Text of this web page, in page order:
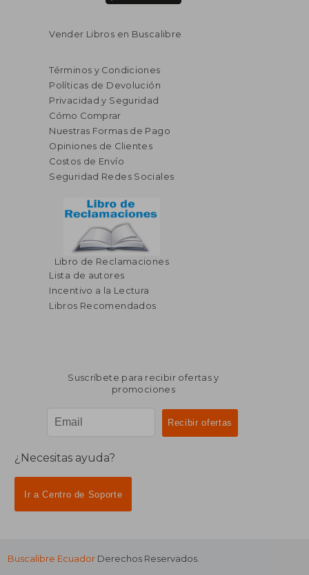
45%
dcto.
$ 292.42
$ 160.83
Vender Libros en Buscalibre
Términos y Condiciones
Políticas de Devolución
Privacidad y Seguridad
Cómo Comprar
Nuestras Formas de Pago
Opiniones de Clientes
Costos de Envío
Seguridad Redes Sociales
Libro de Reclamaciones
Lista de autores
Incentivo a la Lectura
Libros Recomendados
Suscríbete para recibir ofertas y
promociones
¿Necesitas ayuda?
Ir a Centro de Soporte
Buscalibre Ecuador Derechos Reservados.